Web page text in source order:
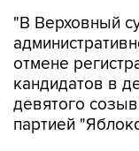
"В Верховный
отмене
кандидатов в
девятого
партией